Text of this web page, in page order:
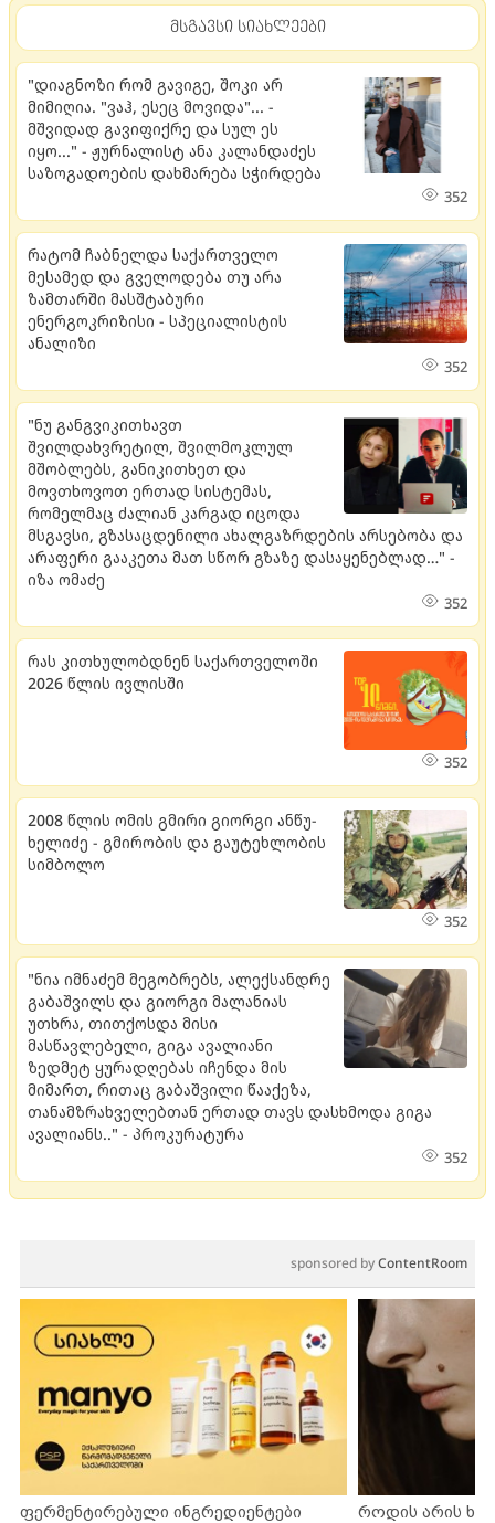
მსგავსი სიახლეები
"დიაგნოზი რომ გავიგე, შოკი არ
მიმიღია. "ვაჰ, ესეც მოვიდა"... -
მშვიდად გავიფიქრე და სულ ეს
იყო..." - ჟურნალისტ ანა კალანდაძეს
საზოგადოების დახმარება სჭირდება
352
რატომ ჩაბნელდა საქართველო
მესამედ და გველოდება თუ არა
ზამთარში მასშტაბური
ენერგოკრიზისი - სპეციალისტის
ანალიზი
352
"ნუ განგვიკითხავთ
შვილდახვრეტილ, შვილმოკლულ
მშობლებს, განიკითხეთ და
მოვთხოვოთ ერთად სისტემას,
რომელმაც ძალიან კარგად იცოდა
მსგავსი, გზასაცდენილი ახალგაზრდების არსებობა და
არაფერი გააკეთა მათ სწორ გზაზე დასაყენებლად…" -
იზა ომაძე
352
რას კითხულობდნენ საქართველოში
2026 წლის ივლისში
352
2008 წლის ომის გმირი გი­ორ­გი ან­წუ­
ხე­ლი­ძე - გმი­რო­ბის და გა­უ­ტეხ­ლო­ბის
სიმ­ბო­ლო
352
"ნია იმნაძემ მეგობრებს, ალექსანდრე
გაბაშვილს და გიორგი მალანიას
უთხრა, თითქოსდა მისი
მასწავლებელი, გიგა ავალიანი
ზედმეტ ყურადღებას იჩენდა მის
მიმართ, რითაც გაბაშვილი წააქეზა,
თანამზრახველებთან ერთად თავს დასხმოდა გიგა
ავალიანს.." - პროკურატურა
352
sponsored byContentRoom
ფერმენტირებული ინგრედიენტები როდის არის